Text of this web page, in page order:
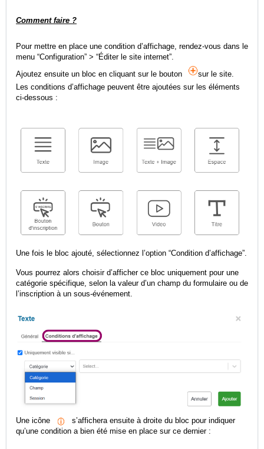
Comment faire ?
Pour mettre en place une condition d’affichage, rendez-vous dans le
menu “Configuration” > “Éditer le site internet”.
Ajoutez ensuite un bloc en cliquant sur le bouton
sur le site.
Les conditions d’affichage peuvent être ajoutées sur les éléments
ci-dessous :
Une fois le bloc ajouté, sélectionnez l’option “Condition d’affichage”.
Vous pourrez alors choisir d’afficher ce bloc uniquement pour une
catégorie spécifique, selon la valeur d’un champ du formulaire ou de
l’inscription à un sous-événement.
Une icône
s’affichera ensuite à droite du bloc pour indiquer
qu’une condition a bien été mise en place sur ce dernier :